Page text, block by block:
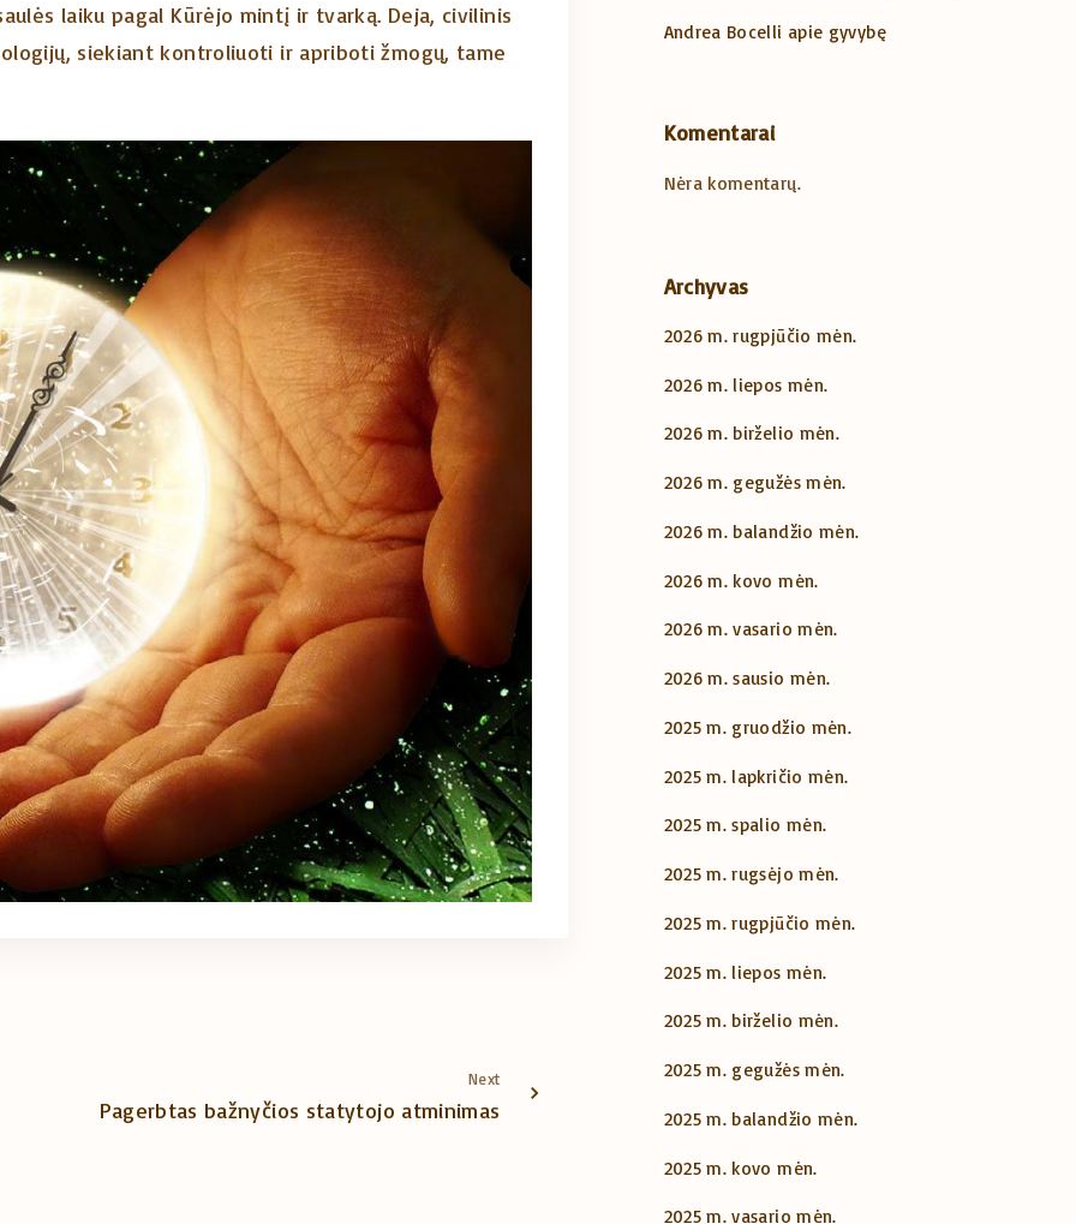
laiku pagal Kūrėjo mintį ir tvarką. Deja, civilinis
siekiant kontroliuoti ir apriboti žmogų, tame
Next
Pagerbtas bažnyčios statytojo atminimas
Andrea Bocelli apie gyvybę
Komentarai
Nėra komentarų.
Archyvas
2026 m. rugpjūčio mėn.
2026 m. liepos mėn.
2026 m. birželio mėn.
2026 m. gegužės mėn.
2026 m. balandžio mėn.
2026 m. kovo mėn.
2026 m. vasario mėn.
2026 m. sausio mėn.
2025 m. gruodžio mėn.
2025 m. lapkričio mėn.
2025 m. spalio mėn.
2025 m. rugsėjo mėn.
2025 m. rugpjūčio mėn.
2025 m. liepos mėn.
2025 m. birželio mėn.
2025 m. gegužės mėn.
2025 m. balandžio mėn.
2025 m. kovo mėn.
2025 m. vasario mėn.